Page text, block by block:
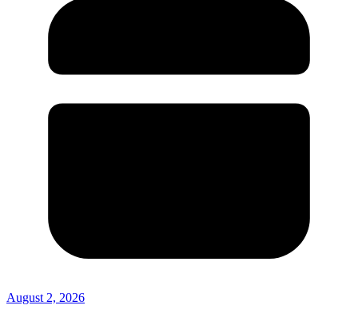
August 2, 2026